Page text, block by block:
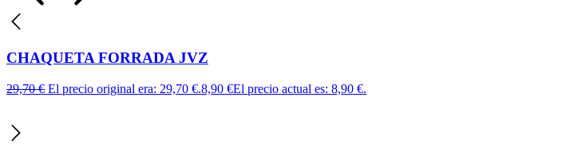
CHAQUETA FORRADA JVZ
29,70€ El precio original era: 29,70 €.8,90 €El precio actual es: 8,90 €.